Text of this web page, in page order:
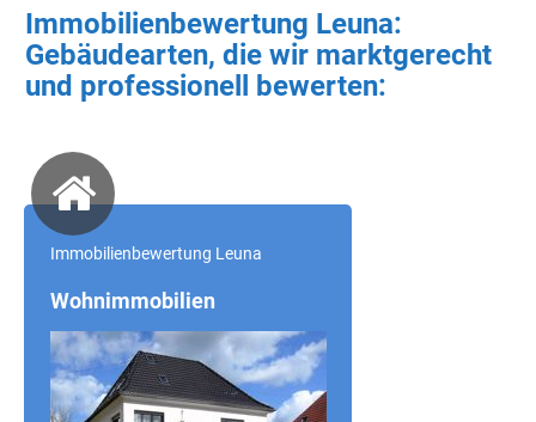
Immobilienbewertung Leuna:
Gebäudearten, die wir marktgerecht
und professionell bewerten:
Immobilienbewertung Leuna
Wohnimmobilien